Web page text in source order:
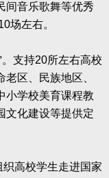
间音乐歌舞等优秀
场左右。
支持20所左右高校
区、民族地区、
小学校美育课程教
文化建设等提供定
高校学生走进国家